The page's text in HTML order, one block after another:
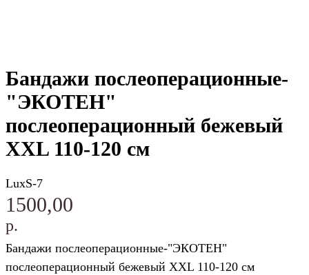
Бандажи послеоперационные-
"ЭКОТЕН"
послеоперационный бежевый
XXL 110-120 см
LuxS-7
1500,00
р.
Бандажи послеоперационные-"ЭКОТЕН"
послеоперационный бежевый XXL 110-120 см